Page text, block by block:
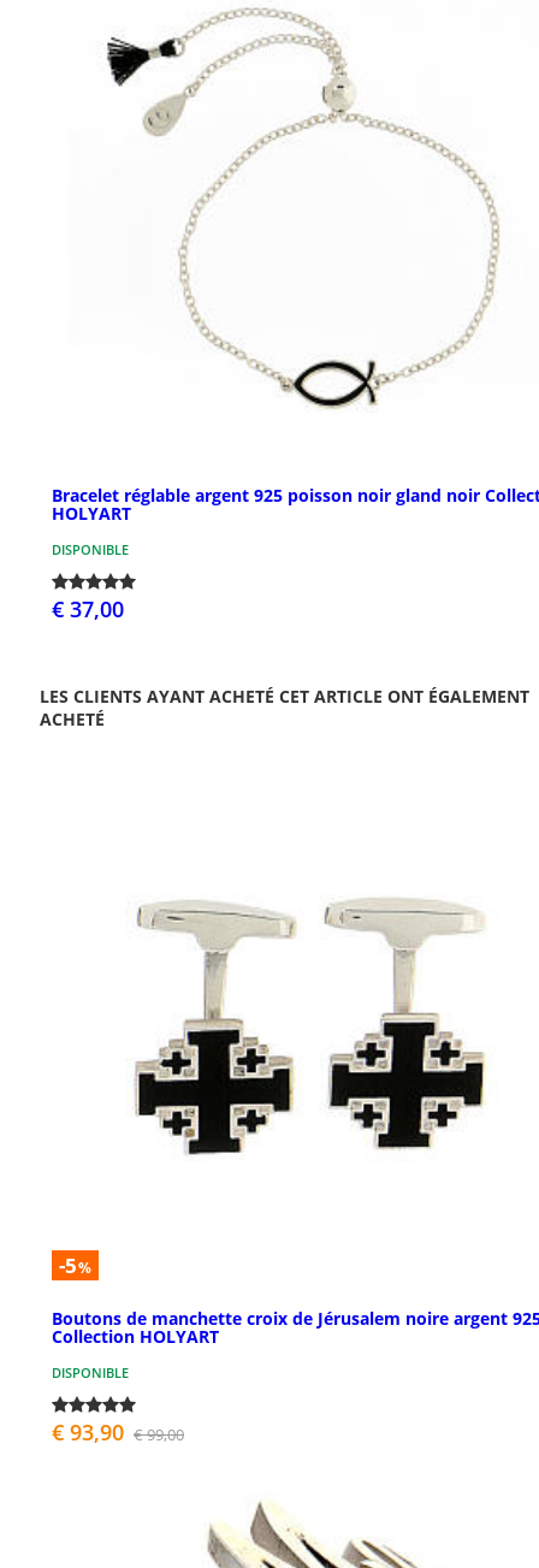
Bracelet réglable argent 925 poisson noir gland noir
HOLYART
DISPONIBLE
€ 37,00
LES CLIENTS AYANT ACHETÉ CET ARTICLE ONT ÉGALEMENT
ACHETÉ
-5%
Boutons de manchette croix de Jérusalem noire argent
Collection HOLYART
DISPONIBLE
€ 93,90 € 99,00